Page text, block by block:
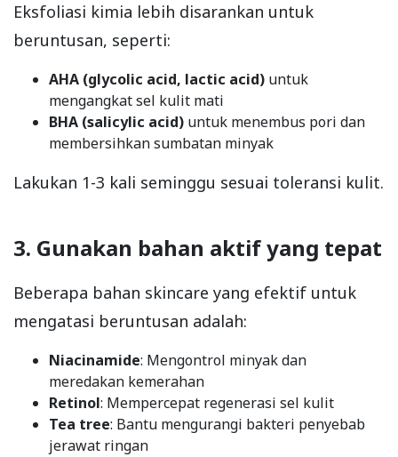
Eksfoliasi kimia lebih disarankan untuk
beruntusan, seperti:
AHA (glycolic acid, lactic acid) untuk
mengangkat sel kulit mati
BHA (salicylic acid) untuk menembus pori dan
membersihkan sumbatan minyak
Lakukan 1-3 kali seminggu sesuai toleransi kulit.
3. Gunakan bahan aktif yang tepat
Beberapa bahan skincare yang efektif untuk
mengatasi beruntusan adalah:
Niacinamide: Mengontrol minyak dan
meredakan kemerahan
Retinol: Mempercepat regenerasi sel kulit
Tea tree: Bantu mengurangi bakteri penyebab
jerawat ringan